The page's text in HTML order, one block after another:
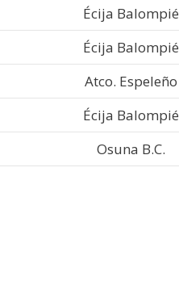
Écija Balompié
Écija Balompié
Atco. Espeleño
Écija Balompié
Osuna B.C.